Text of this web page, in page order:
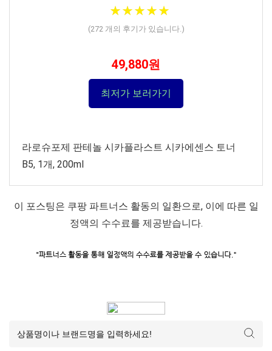
★★★★★
★★★★★
(272개의 후기가 있습니다.)
49,880원
최저가 보러가기
라로슈포제 판테놀 시카플라스트 시카에센스 토너
B5, 1개, 200ml
이 포스팅은 쿠팡 파트너스 활동의 일환으로, 이에 따른 일
정액의 수수료를 제공받습니다.